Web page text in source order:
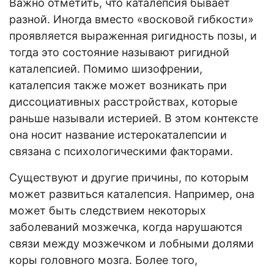
разной. Иногда вместо «восковой гибкости»
проявляется выраженная ригидность позы, и
тогда это состояние называют ригидной
каталепсией. Помимо шизофрении,
каталепсия также может возникать при
диссоциативных расстройствах, которые
раньше называли истерией. В этом контексте
она носит название истерокаталепсии и
связана с психологическими факторами.
Существуют и другие причины, по которым
может развиться каталепсия. Например, она
может быть следствием некоторых
заболеваний мозжечка, когда нарушаются
связи между мозжечком и лобными долями
коры головного мозга. Более того,